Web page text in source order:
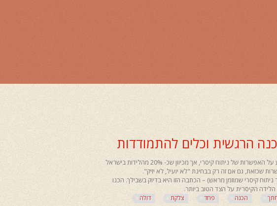
הרגשית וכלים להתמודדות
רוב הנשים לפני הלידה שלהן לא ממש מעוניינות לשמוע על האפשרות של ניתוח קיסרי, אך מכיוון שכ- 20% מהלידות בישראל
שכזאת, גם אם זה רק בבחינת "לא יועיל, לא יזיק".
קיסרי שמוזמן מראש) – הכתבה הזו היא בדיוק בשבילך. הכנו
הכנה פחד צלקת דולה